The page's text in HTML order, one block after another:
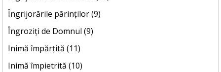
Îngrijorările părinților (9)
Îngroziți de Domnul (9)
Inimă împărțită (11)
Inimă împietrită (10)